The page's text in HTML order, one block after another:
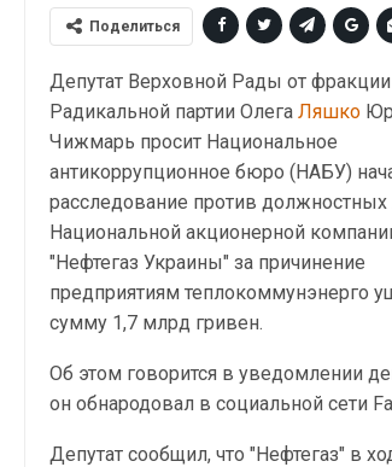
Поделиться
Депутат Верховной Рады от фракции
Радикальной партии ОлегаЛяшко
Чижмарь просит Национальное
антикоррупционное бюро (НАБУ)
расследование против должностных
Национальной акционерной
"Нефтегаз Украины" за причинение
предприятиям теплокоммунэнерго
сумму 1,7 млрд гривен.
Об этом говорится в уведомлении
он обнародовал в социальной сети
Депутат сообщил, что "Нефтегаз" в